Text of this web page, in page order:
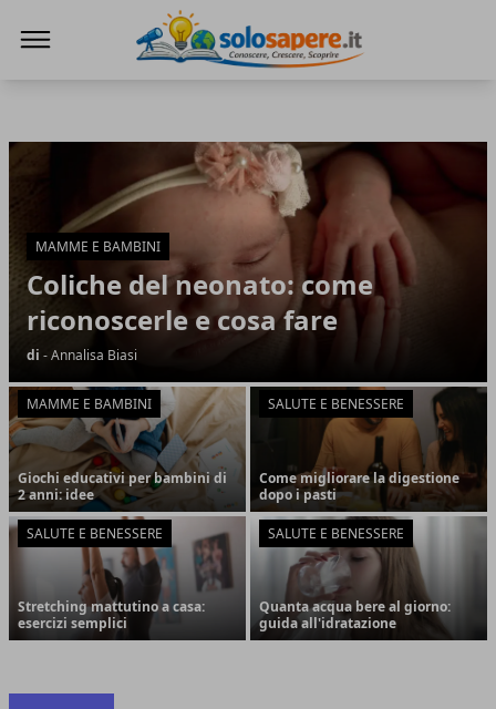
Articoli in Evidenza
MAMME E BAMBINI
Coliche del neonato: come
riconoscerle e cosa fare
di - Annalisa Biasi
MAMME E BAMBINI
Giochi educativi per bambini di
2 anni: idee
SALUTE E BENESSERE
Come migliorare la digestione
dopo i pasti
SALUTE E BENESSERE
Stretching mattutino a casa:
esercizi semplici
SALUTE E BENESSERE
Quanta acqua bere al giorno:
guida all'idratazione